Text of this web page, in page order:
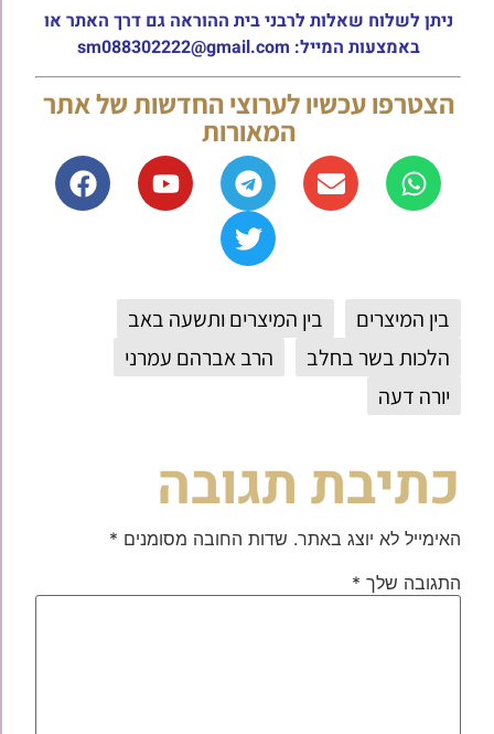
ניתן לשלוח שאלות לרבני בית ההוראה גם דרך האתר או
באמצעות המייל: sm088302222@gmail.com
הצטרפו עכשיו לערוצי החדשות של אתר
המאורות
בין המיצרים
בין המיצרים ותשעה באב
הלכות בשר בחלב
הרב אברהם עמרני
יורה דעה
כתיבת תגובה
האימייל לא יוצג באתר. שדות החובה מסומנים *
התגובה שלך *